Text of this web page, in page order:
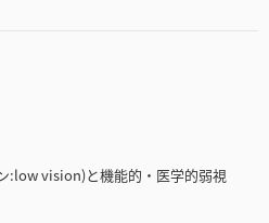
:low vision)と機能的・医学的弱視